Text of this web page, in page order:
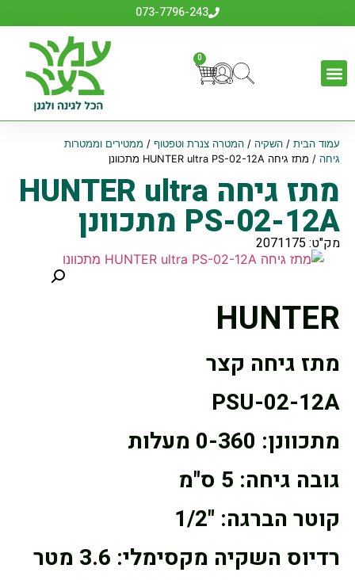
073-7796-243
0
עמוד הבית/ השקיה / המטרה צנרת וטפטוף/ ממטירים וממטרות
גיחה / מתז גיחה HUNTER ultra PS-02-12A מתכוונן
מתז גיחה HUNTER ultra
PS-02-12A מתכוונן
מק"ט: 2071175
HUNTER
מתז גיחה קצר
PSU-02-12A
מתכוונן: 0-360 מעלות
גובה גיחה: 5 ס"מ
קוטר הברגה: "1/2
רדיוס השקיה מקסימלי: 3.6 מטר